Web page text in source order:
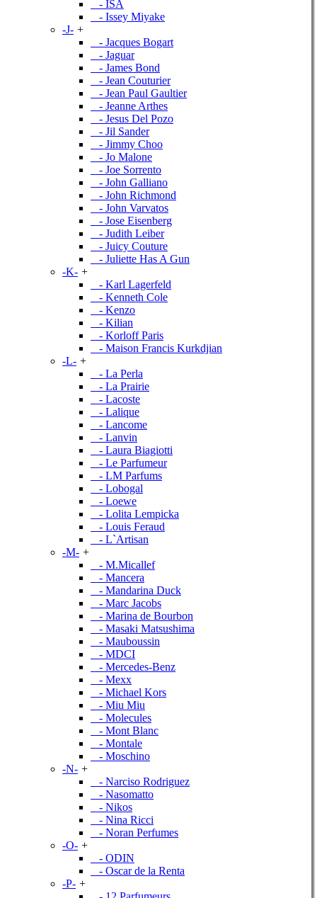
- ISA
- Issey Miyake
-J- +
- Jacques Bogart
- Jaguar
- James Bond
- Jean Couturier
- Jean Paul Gaultier
- Jeanne Arthes
- Jesus Del Pozo
- Jil Sander
- Jimmy Choo
- Jo Malone
- Joe Sorrento
- John Galliano
- John Richmond
- John Varvatos
- Jose Eisenberg
- Judith Leiber
- Juicy Couture
- Juliette Has A Gun
-K- +
- Karl Lagerfeld
- Kenneth Cole
- Kenzo
- Kilian
- Korloff Paris
- Maison Francis Kurkdjian
-L- +
- La Perla
- La Prairie
- Lacoste
- Lalique
- Lancome
- Lanvin
- Laura Biagiotti
- Le Parfumeur
- LM Parfums
- Lobogal
- Loewe
- Lolita Lempicka
- Louis Feraud
- L`Artisan
-M- +
- M.Micallef
- Mancera
- Mandarina Duck
- Marc Jacobs
- Marina de Bourbon
- Masaki Matsushima
- Mauboussin
- MDCI
- Mercedes-Benz
- Mexx
- Michael Kors
- Miu Miu
- Molecules
- Mont Blanc
- Montale
- Moschino
-N- +
- Narciso Rodriguez
- Nasomatto
- Nikos
- Nina Ricci
- Noran Perfumes
-O- +
- ODIN
- Oscar de la Renta
-P- +